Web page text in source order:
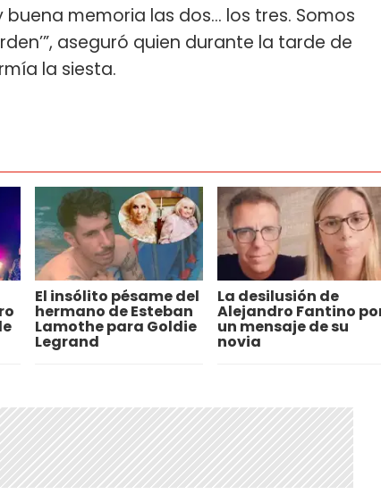
memoria las dos... los tres. Somos
aseguró quien durante la tarde de
la siesta.
El insólito pésame del
hermano de Esteban
Lamothe para Goldie
Legrand
La desilusión de
Alejandro Fantino
un mensaje de su
novia